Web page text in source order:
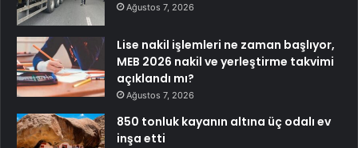
Ağustos 7, 2026
Lise nakil işlemleri ne zaman başlıyor,
MEB 2026 nakil ve yerleştirme takvimi
açıklandı mı?
Ağustos 7, 2026
850 tonluk kayanın altına üç odalı ev
inşa etti